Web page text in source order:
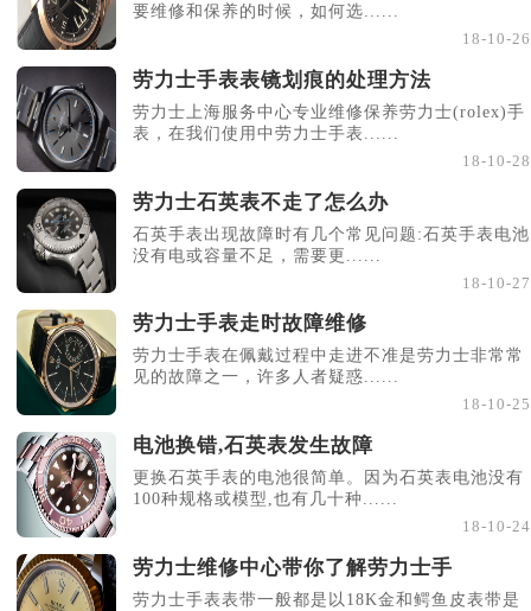
要维修和保养的时候，如何选......
18-10-26
劳力士手表表镜划痕的处理方法
劳力士上海服务中心专业维修保养劳力士(rolex)手
表，在我们使用中劳力士手表......
18-10-28
劳力士石英表不走了怎么办
石英手表出现故障时有几个常见问题:石英手表电池
没有电或容量不足，需要更......
18-10-27
劳力士手表走时故障维修
劳力士手表在佩戴过程中走进不准是劳力士非常常
见的故障之一，许多人者疑惑......
18-10-25
电池换错,石英表发生故障
更换石英手表的电池很简单。因为石英表电池没有
100种规格或模型,也有几十种......
18-10-24
劳力士维修中心带你了解劳力士手
劳力士手表表带一般都是以18K金和鳄鱼皮表带是